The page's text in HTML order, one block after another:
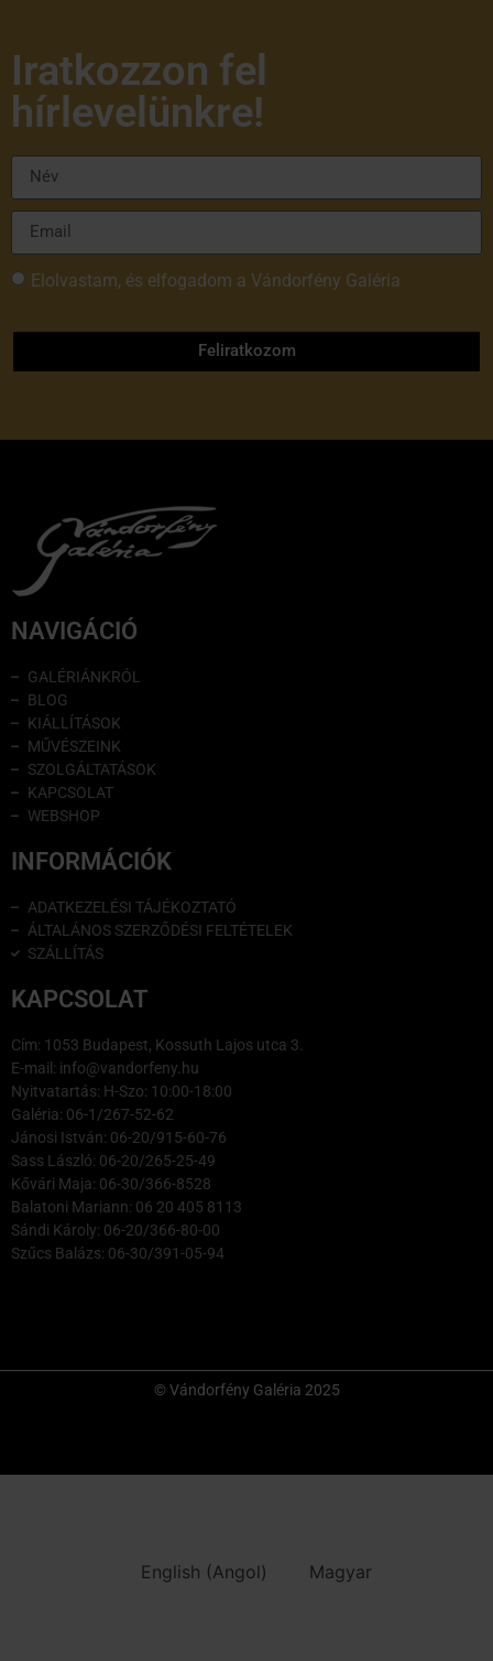
Iratkozzon fel
hírlevelünkre!
Elolvastam, és elfogadom a Vándorfény Galéria
Feliratkozom
NAVIGÁCIÓ
GALÉRIÁNKRÓL
BLOG
KIÁLLÍTÁSOK
MŰVÉSZEINK
SZOLGÁLTATÁSOK
KAPCSOLAT
WEBSHOP
INFORMÁCIÓK
ADATKEZELÉSI TÁJÉKOZTATÓ
ÁLTALÁNOS SZERZŐDÉSI FELTÉTELEK
SZÁLLÍTÁS
KAPCSOLAT
Cím: 1053 Budapest, Kossuth Lajos utca 3.
E-mail: info@vandorfeny.hu
Nyitvatartás: H-Szo: 10:00-18:00
Galéria: 06-1/267-52-62
Jánosi István: 06-20/915-60-76
Sass László: 06-20/265-25-49
Kővári Maja: 06-30/366-8528
Balatoni Mariann: 06 20 405 8113
Sándi Károly: 06-20/366-80-00
Szűcs Balázs: 06-30/391-05-94
© Vándorfény Galéria 2025
English (Angol) Magyar